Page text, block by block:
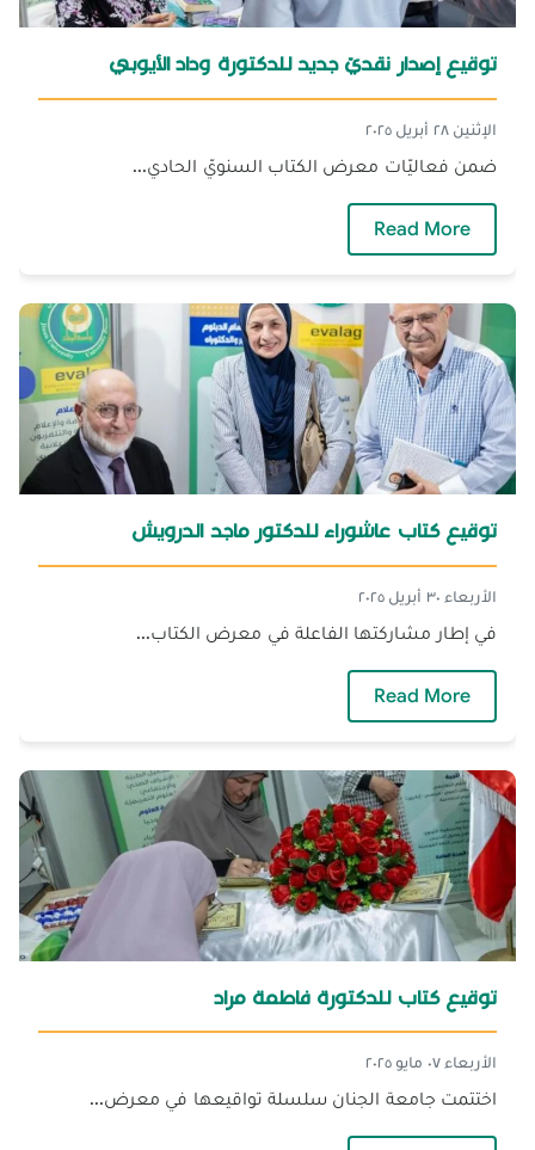
توقيع إصدار نقديّ جديد للدكتورة وداد الأيوبي
الإثنين ٢٨ أبريل ٢٠٢٥
ضمن فعاليّات معرض الكتاب السنويّ الحادي...
Read More
توقيع كتاب عاشوراء للدكتور ماجد الدرويش
الأربعاء ٣٠ أبريل ٢٠٢٥
في إطار مشاركتها الفاعلة في معرض الكتاب...
Read More
توقيع كتاب للدكتورة فاطمة مراد
الأربعاء ٠٧ مايو ٢٠٢٥
اختتمت جامعة الجنان سلسلة تواقيعها في معرض...